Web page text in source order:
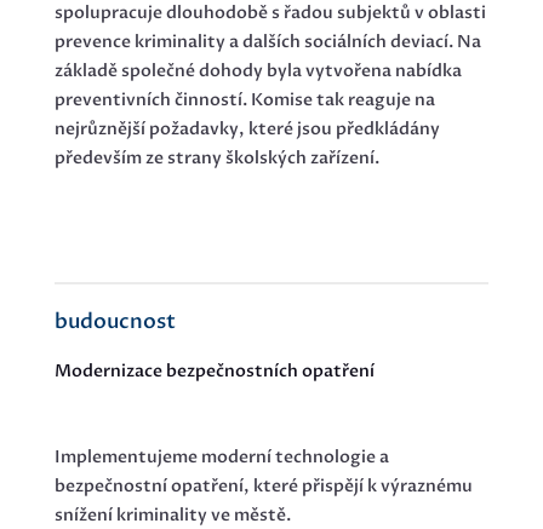
spolupracuje dlouhodobě s řadou subjektů v oblasti
prevence kriminality a dalších sociálních deviací. Na
základě společné dohody byla vytvořena nabídka
preventivních činností. Komise tak reaguje na
nejrůznější požadavky, které jsou předkládány
především ze strany školských zařízení.
budoucnost
Modernizace bezpečnostních opatření
Implementujeme moderní technologie a
bezpečnostní opatření, které přispějí k výraznému
snížení kriminality ve městě.